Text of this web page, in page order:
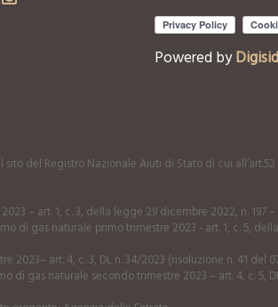
Powered by
del Registro Nazionale Aiuti di Stato di cui
– art. 1, c. 3, della legge 29 dicembre 2022, n. 197
di gas naturale primo trimestre 2023 - art. 1, c. 5,
art. 4, c. 3, DL n. 34/2023 (risoluzione n. 41 del
gas naturale secondo trimestre 2023 – art. 4, c. 5,